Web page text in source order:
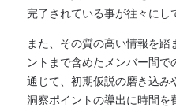
完了されている事が往々にし
また、その質の高い情報を
ントまで含めたメンバー間
通じて、初期仮説の磨き込
洞察ポイントの導出に時間を